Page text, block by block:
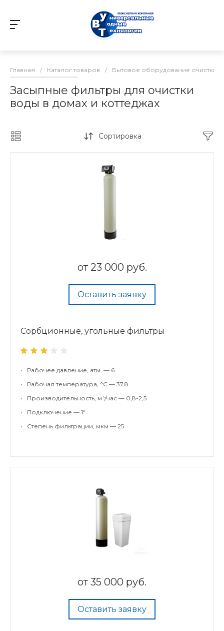
Главная / Каталог товаров / Бытовое оборудование очистки
Засыпные фильтры для очистки
воды в домах и коттеджах
Сортировка
от 23 000 руб.
Оставить заявку
Сорбционные, угольные фильтры
•
Рабочее давление, атм. — 6
•
Рабочая температура, °С — 37.8
•
Производительность, м³/час — 0,8-2,5
•
Подключение — 1"
•
Степень фильтрации, мкм — 25
от 35 000 руб.
Оставить заявку